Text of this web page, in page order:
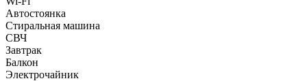
Автостоянка
Стиральная машина
СВЧ
Завтрак
Балкон
Электрочайник